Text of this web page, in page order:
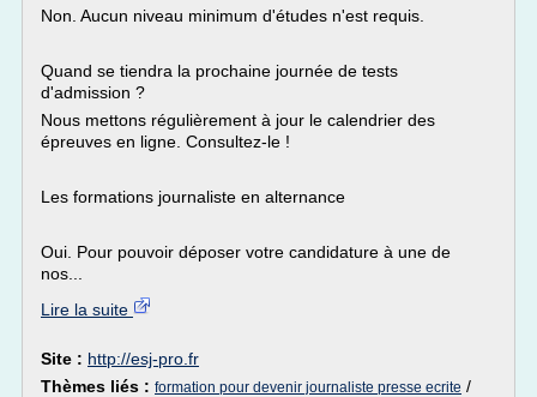
Non. Aucun niveau minimum d'études n'est requis.
Quand se tiendra la prochaine journée de tests
d'admission ?
Nous mettons régulièrement à jour le calendrier des
épreuves en ligne. Consultez-le !
Les formations journaliste en alternance
Oui. Pour pouvoir déposer votre candidature à une de
nos...
Lire la suite
Site : http://esj-pro.fr
Thèmes liés : formation pour devenir journaliste presse ecrite /